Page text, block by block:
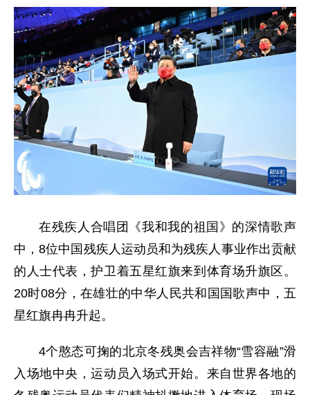
在残疾人合唱团《我和我的祖国》的深情歌声
中，8位中国残疾人运动员和为残疾人事业作出贡献
的人士代表，护卫着五星红旗来到体育场升旗区。
20时08分，在雄壮的中华人民共和国国歌声中，五
星红旗冉冉升起。
4个憨态可掬的北京冬残奥会吉祥物“雪容融”滑
入场地中央，运动员入场式开始。来自世界各地的